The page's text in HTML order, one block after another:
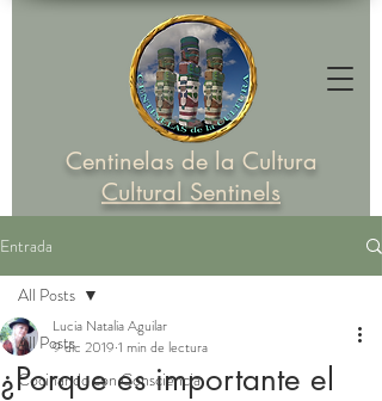
Centinelas de la Cultura
Cultural Sentinels
Entrada
All Posts
Cocinando con Consciencia
All Posts
¿Porque es importante el
Lucia Natalia Aguilar
9 dic 2019 1 min de lectura